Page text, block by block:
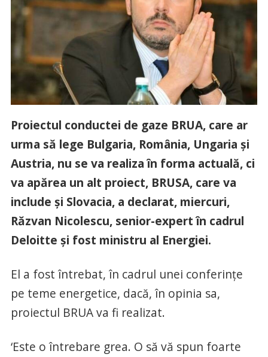
Proiectul conductei de gaze BRUA, care ar
urma să lege Bulgaria, România, Ungaria şi
Austria, nu se va realiza în forma actuală, ci
va apărea un alt proiect, BRUSA, care va
include şi Slovacia, a declarat, miercuri,
Răzvan Nicolescu, senior-expert în cadrul
Deloitte şi fost ministru al Energiei.
El a fost întrebat, în cadrul unei conferinţe
pe teme energetice, dacă, în opinia sa,
proiectul BRUA va fi realizat.
‘Este o întrebare grea. O să vă spun foarte